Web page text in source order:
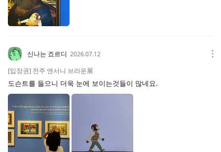
신나는 죠르디 2026.07.12
[입장권] 전주 앤서니 브라운展
도슨트를 들으니 더욱 눈에 보이는것들이 많네요.